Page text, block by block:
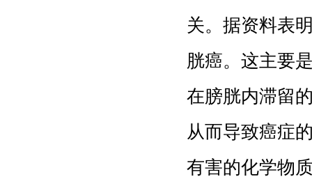
关。据资料表
胱癌。这主要
在膀胱内滞留
从而导致癌症
有害的化学物